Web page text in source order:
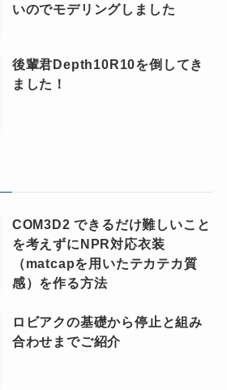
いのでモデリングしました
後輩君Depth10R10を倒してき
ました！
COM3D2 できるだけ難しいこと
を考えずにNPR対応衣装
（matcapを用いたテカテカ質
感）を作る方法
ロビアクの基礎から停止と組み
合わせまでご紹介